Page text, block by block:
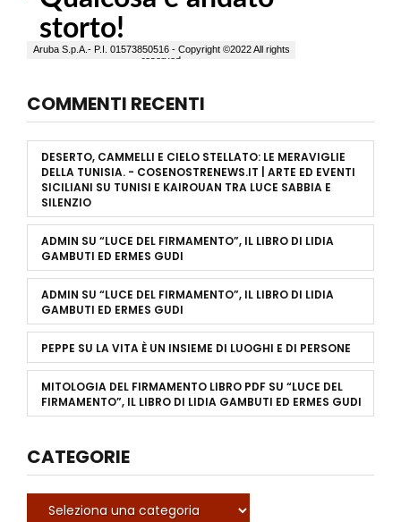
COMMENTI RECENTI
DESERTO, CAMMELLI E CIELO STELLATO: LE MERAVIGLIE
DELLA TUNISIA. - COSENOSTRENEWS.IT | ARTE ED EVENTI
SICILIANI SU TUNISI E KAIROUAN TRA LUCE SABBIA E
SILENZIO
ADMIN SU “LUCE DEL FIRMAMENTO”, IL LIBRO DI LIDIA
GAMBUTI ED ERMES GUDI
ADMIN SU “LUCE DEL FIRMAMENTO”, IL LIBRO DI LIDIA
GAMBUTI ED ERMES GUDI
PEPPE SU LA VITA È UN INSIEME DI LUOGHI E DI PERSONE
MITOLOGIA DEL FIRMAMENTO LIBRO PDF SU “LUCE DEL
FIRMAMENTO”, IL LIBRO DI LIDIA GAMBUTI ED ERMES GUDI
CATEGORIE